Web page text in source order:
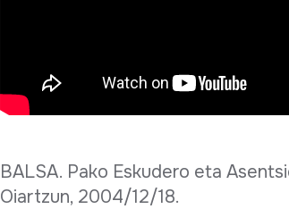
BALSA. Pako Eskudero eta
Oiartzun, 2004/12/18.